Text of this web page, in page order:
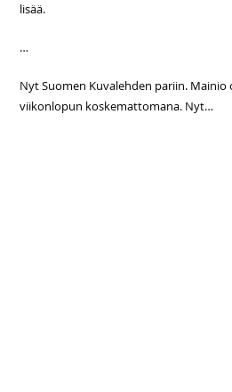
lisää.
…
Nyt Suomen Kuvalehden pariin. Mainio
viikonlopun koskemattomana. Nyt…